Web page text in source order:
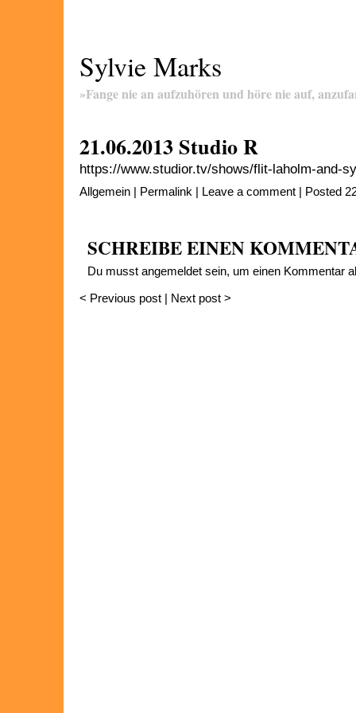
Sylvie Marks
»Fange nie an aufzuhören und höre nie auf,
21.06.2013 Studio R
https://www.studior.tv/shows/flit-laholm-and-
Allgemein | Permalink | Leave a comment | Posted
SCHREIBE EINEN
Du musst angemeldet sein, um einen Kommentar
< Previous post Next post >